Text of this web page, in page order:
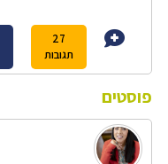
27
תגובות
פוסטים